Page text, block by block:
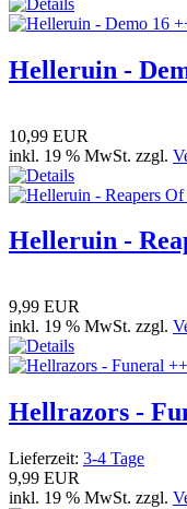
Helleruin -
10,99 EUR
inkl. 19 % MwSt. zzgl.
Helleruin -
9,99 EUR
inkl. 19 % MwSt. zzgl.
Hellrazors -
Lieferzeit: 3-4 Tage
9,99 EUR
inkl. 19 % MwSt. zzgl.